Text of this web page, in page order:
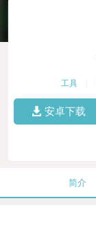
工具
安卓下载
简介